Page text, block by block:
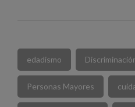
edadismo
Personas Mayores